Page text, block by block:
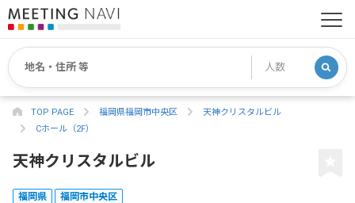
TOP PAGE 福岡県福岡市中央区
天神クリスタルビル
Cホール（2F）
天神クリスタルビル
福岡県 福岡市中央区